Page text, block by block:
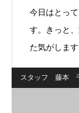
今日はとっ
す。きっと
た気がしま
スタッフ 藤本